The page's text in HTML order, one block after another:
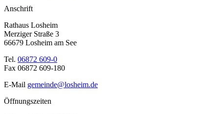
Anschrift
Rathaus Losheim
Merziger Straße 3
66679 Losheim am See
Tel. 06872 609-0
Fax 06872 609-180
E-Mail gemeinde@losheim.de
Öffnungszeiten